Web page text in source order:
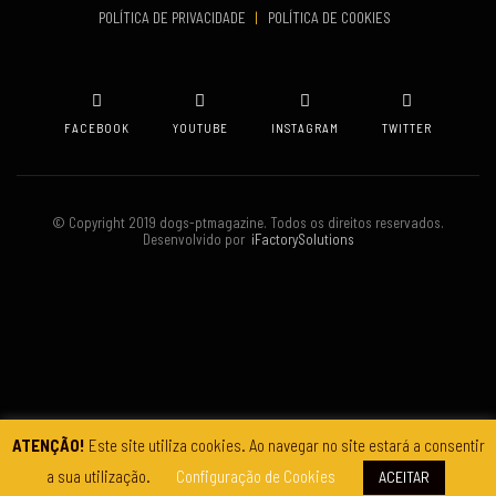
POLÍTICA DE PRIVACIDADE
| POLÍTICA DE COOKIES
FACEBOOK YOUTUBE INSTAGRAM TWITTER
© Copyright 2019 dogs-ptmagazine. Todos os direitos reservados.
Desenvolvido poriFactorySolutions
ATENÇÃO! Este site utiliza cookies. Ao navegar no site estará a consentir
a sua utilização.
Configuração de Cookies ACEITAR